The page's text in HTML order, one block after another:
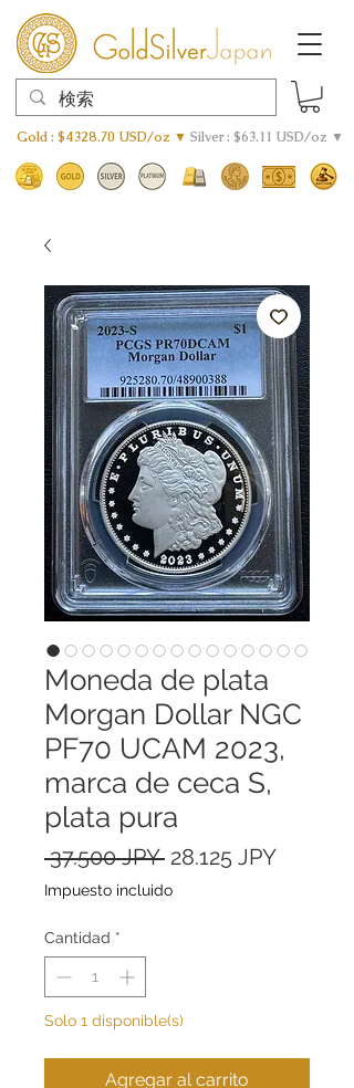
Gold : $4328.70 USD/oz ▼ Silver : $63.11 USD/oz ▼
Moneda de plata
Morgan Dollar NGC
PF70 UCAM 2023,
marca de ceca S,
plata pura
37.500 JPY Precio
28.125 JPYPrecio
Impuesto incluido
Cantidad *
Solo 1 disponible(s)
Agregar al carrito